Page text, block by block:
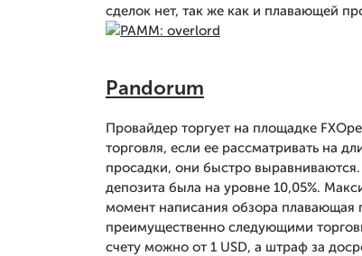
сделок нет, так же как и плавающей
Pandorum
Провайдер торгует на площадке
торговля, если ее рассматривать на
просадки, они быстро выравниваются.
депозита была на уровне 10,05%.
момент написания обзора плавающая
преимущественно следующими
счету можно от 1 USD, а штраф за